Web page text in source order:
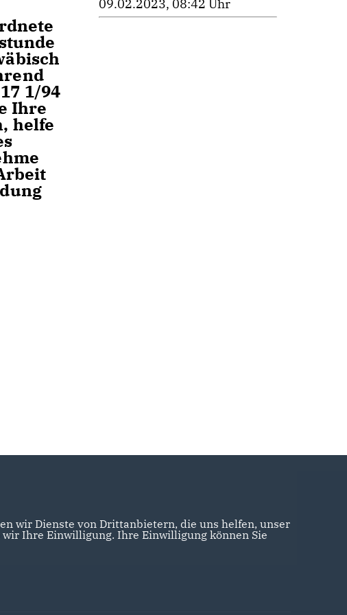
1/94
Ihre
helfe
09.02.2023, 08:42 Uhr
wir Dienste von Drittanbietern, die uns helfen, unser
Ihre Einwilligung. Ihre Einwilligung können Sie